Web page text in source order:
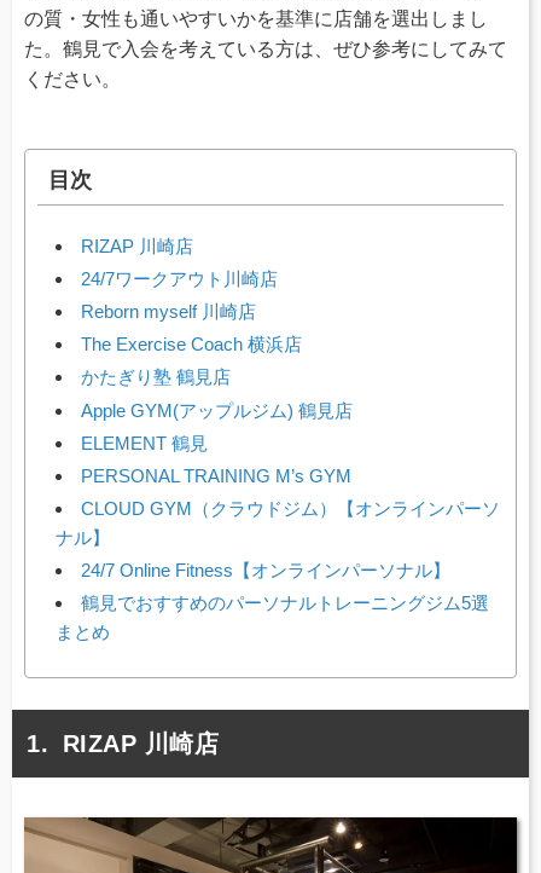
の質・女性も通いやすいかを基準に店舗を選出しまし
た。鶴見で入会を考えている方は、ぜひ参考にしてみて
ください。
目次
RIZAP 川崎店
24/7ワークアウト川崎店
Reborn myself 川崎店
The Exercise Coach 横浜店
かたぎり塾 鶴見店
Apple GYM(アップルジム) 鶴見店
ELEMENT 鶴見
PERSONAL TRAINING M’s GYM
CLOUD GYM（クラウドジム）【オンラインパーソ
ナル】
24/7 Online Fitness【オンラインパーソナル】
鶴見でおすすめのパーソナルトレーニングジム5選
まとめ
RIZAP 川崎店